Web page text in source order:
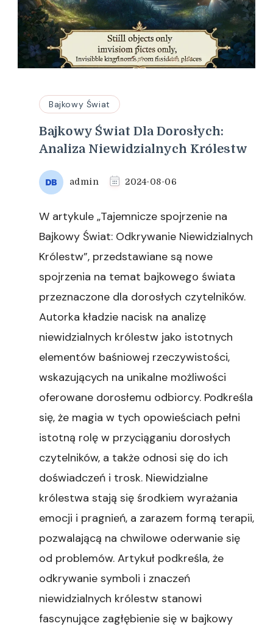
Bajkowy Świat
Bajkowy Świat Dla Dorosłych:
Analiza Niewidzialnych Królestw
admin 2024-08-06
W artykule „Tajemnicze spojrzenie na
Bajkowy Świat: Odkrywanie Niewidzialnych
Królestw”, przedstawiane są nowe
spojrzenia na temat bajkowego świata
przeznaczone dla dorosłych czytelników.
Autorka kładzie nacisk na analizę
niewidzialnych królestw jako istotnych
elementów baśniowej rzeczywistości,
wskazujących na unikalne możliwości
oferowane dorosłemu odbiorcy. Podkreśla
się, że magia w tych opowieściach pełni
istotną rolę w przyciąganiu dorosłych
czytelników, a także odnosi się do ich
doświadczeń i trosk. Niewidzialne
królestwa stają się środkiem wyrażania
emocji i pragnień, a zarazem formą terapii,
pozwalającą na chwilowe oderwanie się
od problemów. Artykuł podkreśla, że
odkrywanie symboli i znaczeń
niewidzialnych królestw stanowi
fascynujące zagłębienie się w bajkowy